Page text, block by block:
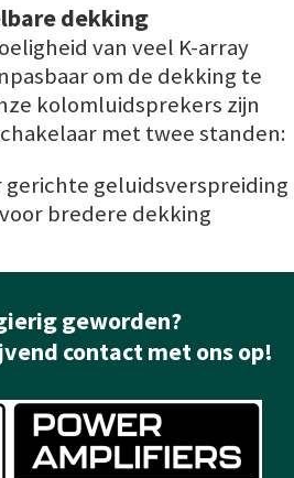
dekking
van veel K-array
om de dekking te
kolomluidsprekers zijn
met twee standen:
gerichte geluidsverspreiding
voor bredere dekking
geworden?
contact met ons op!